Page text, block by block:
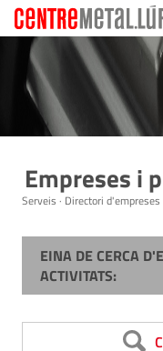
Empreses i
Serveis · Directori d'empreses
EINA DE CERCA
ACTIVITATS: